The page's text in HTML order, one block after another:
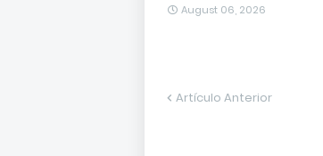
August 06, 2026
Artículo Anterior